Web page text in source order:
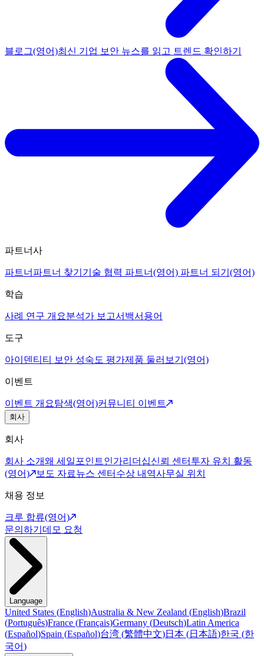
블로그(영어)최신 기업 보안 뉴스를 읽고 트렌드 확인하기
파트너사
파트너 파트너 찾기 기술 협력 파트너(영어) 파트너 되기(영어)
학습
사례 연구 개요분석가 보고서 백서 용어
도구
아이덴티티 보안 성숙도 평가제품 둘러보기(영어)
이벤트
이벤트 개요탐색(영어)커뮤니티 이벤트
회사
회사
회사 소개왜 세일포인트인가리더십신뢰 센터 투자 유치 활동
(영어)
보도 자료뉴스 센터 수상 내역사무실 위치
채용 정보
크루 합류(영어)
문의하기 데모 요청
Language
United States (English)Australia & New Zealand (English)Brazil
(Português)France (Français)Germany (Deutsch)Latin America
(Español)Spain (Español)台湾 (繁體中文)日本 (日本語)한국 (한
국어)